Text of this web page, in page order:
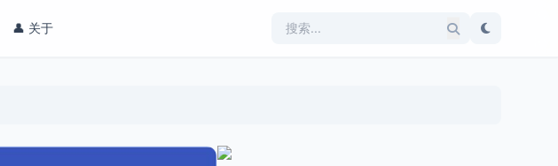
👤 关于